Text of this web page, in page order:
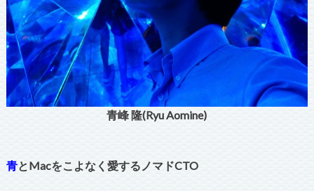
青峰 隆(Ryu Aomine)
青とMacをこよなく愛するノマドCTO